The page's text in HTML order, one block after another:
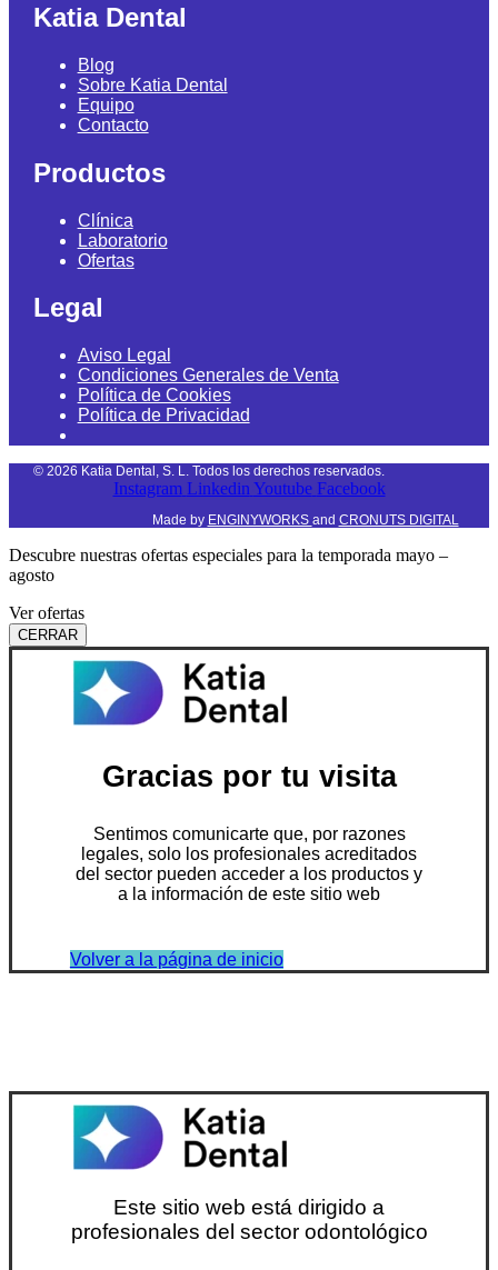
Katia Dental
Blog
Sobre Katia Dental
Equipo
Contacto
Productos
Clínica
Laboratorio
Ofertas
Legal
Aviso Legal
Condiciones Generales de Venta
Política de Cookies
Política de Privacidad
© 2026 Katia Dental, S. L. Todos los derechos reservados.
Instagram Linkedin Youtube Facebook
Made by ENGINYWORKS and CRONUTS DIGITAL
Descubre nuestras ofertas especiales para la temporada mayo –
agosto
Ver ofertas
CERRAR
Gracias por tu visita
Sentimos comunicarte que, por razones
legales, solo los profesionales acreditados
del sector pueden acceder a los productos y
a la información de este sitio web
Volver a la página de inicio
Este sitio web está dirigido a
profesionales del sector odontológico